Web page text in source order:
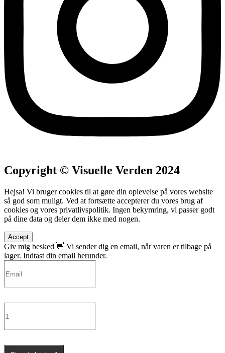
Copyright © Visuelle Verden 2024
Hejsa! Vi bruger cookies til at gøre din oplevelse på vores website
så god som muligt. Ved at fortsætte accepterer du vores brug af
cookies og vores privatlivspolitik. Ingen bekymring, vi passer godt
på dine data og deler dem ikke med nogen.
Accept
Giv mig besked 👋 Vi sender dig en email, når varen er tilbage på
lager. Indtast din email herunder.